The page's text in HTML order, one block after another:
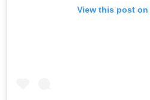
View this post on